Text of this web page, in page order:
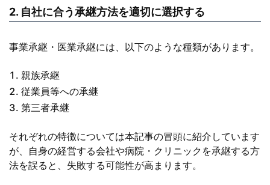
2. 自社に合う承継方法を適切に選択する
事業承継・医業承継には、以下のような種類があります。
親族承継
従業員等への承継
第三者承継
それぞれの特徴については本記事の冒頭に紹介しています
が、自身の経営する会社や病院・クリニックを承継する方
法を誤ると、失敗する可能性が高まります。